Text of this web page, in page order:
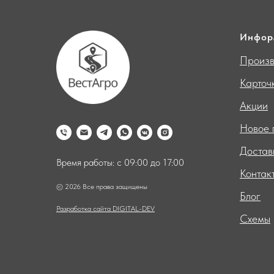
Время работы: с 09:00 до 17:00
© 2026 Все права защищены
Разработка сайта DIGITAL-DEV
Акции
Новое
Блог
Схемы